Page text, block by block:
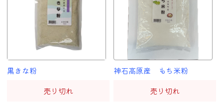
黒きな粉
売り切れ
神石高原産 もち米粉
売り切れ